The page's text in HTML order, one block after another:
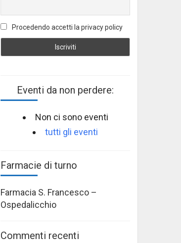
Procedendo accetti la privacy policy
Eventi da non perdere:
Non ci sono eventi
tutti gli eventi
Farmacie di turno
Farmacia S. Francesco –
Ospedalicchio
Commenti recenti